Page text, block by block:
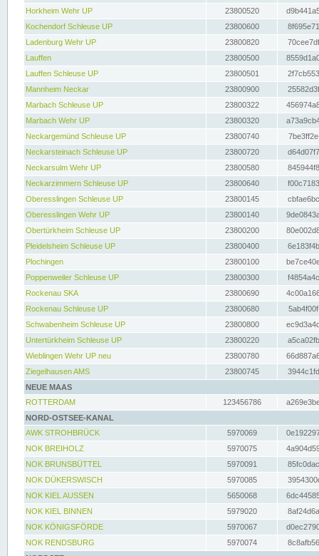
Horkheim Wehr UP
23800520
Kochendorf Schleuse UP
23800600
Ladenburg Wehr UP
23800820
Lauffen
23800500
Lauffen Schleuse UP
23800501
Mannheim Neckar
23800900
Marbach Schleuse UP
23800322
Marbach Wehr UP
23800320
Neckargemünd Schleuse UP
23800740
Neckarsteinach Schleuse UP
23800720
Neckarsulm Wehr UP
23800580
Neckarzimmern Schleuse UP
23800640
Oberesslingen Schleuse UP
23800145
Oberesslingen Wehr UP
23800140
Obertürkheim Schleuse UP
23800200
Pleidelsheim Schleuse UP
23800400
Plochingen
23800100
Poppenweiler Schleuse UP
23800300
Rockenau SKA
23800690
Rockenau Schleuse UP
23800680
Schwabenheim Schleuse UP
23800800
Untertürkheim Schleuse UP
23800220
Wieblingen Wehr UP neu
23800780
Ziegelhausen AMS
23800745
NEUE MAAS
ROTTERDAM
123456786
NORD-OSTSEE-KANAL
AWK STROHBRÜCK
5970069
NOK BREIHOLZ
5970075
NOK BRUNSBÜTTEL
5970091
NOK DÜKERSWISCH
5970085
NOK KIEL AUSSEN
5650068
NOK KIEL BINNEN
5979020
NOK KÖNIGSFÖRDE
5970067
NOK RENDSBURG
5970074